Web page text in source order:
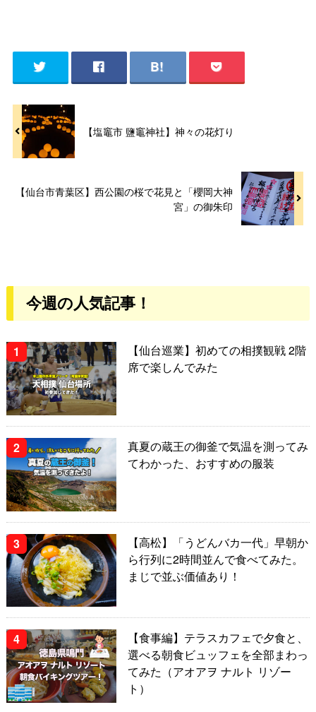
【塩竈市 鹽竈神社】神々の花灯り
【仙台市青葉区】西公園の桜で花見と「櫻岡大神
宮」の御朱印
今週の人気記事！
【仙台巡業】初めての相撲観戦 2階
席で楽しんでみた
真夏の蔵王の御釜で気温を測ってみ
てわかった、おすすめの服装
【高松】「うどんバカ一代」早朝か
ら行列に2時間並んで食べてみた。
まじで並ぶ価値あり！
【食事編】テラスカフェで夕食と、
選べる朝食ビュッフェを全部まわっ
てみた（アオアヲ ナルト リゾー
ト）